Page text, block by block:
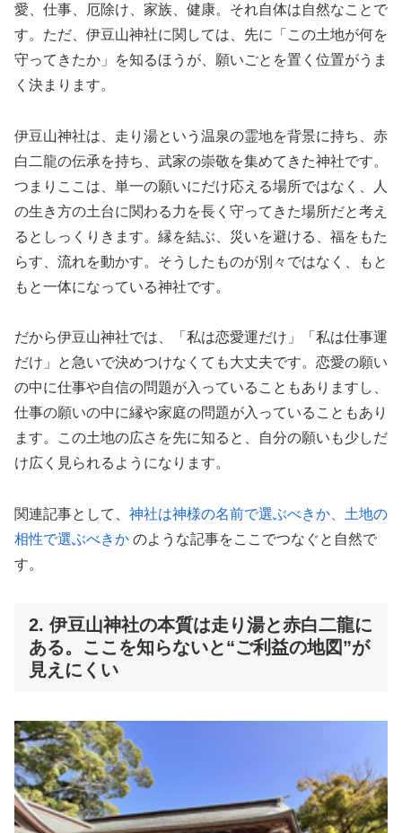
愛、仕事、厄除け、家族、健康。それ自体は自然なことで
す。ただ、伊豆山神社に関しては、先に「この土地が何を
守ってきたか」を知るほうが、願いごとを置く位置がうま
く決まります。
伊豆山神社は、走り湯という温泉の霊地を背景に持ち、赤
白二龍の伝承を持ち、武家の崇敬を集めてきた神社です。
つまりここは、単一の願いにだけ応える場所ではなく、人
の生き方の土台に関わる力を長く守ってきた場所だと考え
るとしっくりきます。縁を結ぶ、災いを避ける、福をもた
らす、流れを動かす。そうしたものが別々ではなく、もと
もと一体になっている神社です。
だから伊豆山神社では、「私は恋愛運だけ」「私は仕事運
だけ」と急いで決めつけなくても大丈夫です。恋愛の願い
の中に仕事や自信の問題が入っていることもありますし、
仕事の願いの中に縁や家庭の問題が入っていることもあり
ます。この土地の広さを先に知ると、自分の願いも少しだ
け広く見られるようになります。
関連記事として、 神社は神様の名前で選ぶべきか、土地の
相性で選ぶべきか のような記事をここでつなぐと自然で
す。
2. 伊豆山神社の本質は走り湯と赤白二龍に
ある。ここを知らないと“ご利益の地図”が
見えにくい